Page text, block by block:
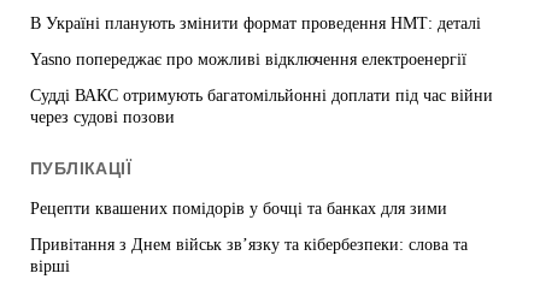
В Україні планують змінити формат проведення НМТ: деталі
Yasno попереджає про можливі відключення електроенергії
Судді ВАКС отримують багатомільйонні доплати під час війни
через судові позови
ПУБЛІКАЦІЇ
Рецепти квашених помідорів у бочці та банках для зими
Привітання з Днем військ зв’язку та кібербезпеки: слова та
вірші